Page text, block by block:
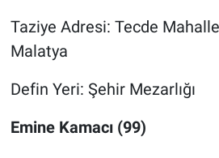
Taziye Adresi: Tecde
Malatya
Defin Yeri: Şehir Mezarlığı
Emine Kamacı (99)